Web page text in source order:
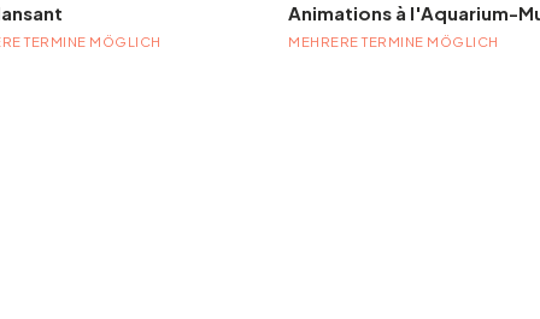
TERMINE MÖGLICH MEHRERE TERMINE MÖGLICH